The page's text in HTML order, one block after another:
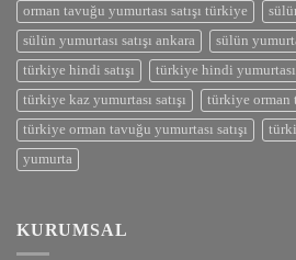
orman tavuğu yumurtası satışı türkiye
sülün yumurtası satışı ankara
sülün
türkiye hindi satışı
türkiye hindi yumurtası
türkiye kaz yumurtası satışı
türkiye orman
türkiye orman tavuğu yumurtası satışı
yumurta
KURUMSAL